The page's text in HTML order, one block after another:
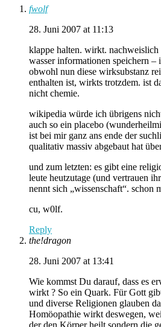
fwolf
28. Juni 2007 at 11:13
klappe halten. wirkt.
wasser informationen speichern
obwohl nun diese wirksubstanz
enthalten ist, wirkts trotzdem. ist
nicht chemie.
wikipedia würde ich übrigens
auch so ein placebo
ist bei mir ganz ans ende der
qualitativ massiv abgebaut hat
und zum letzten: es gibt eine
leute heutzutage (und vertrauen
nennt sich „wissenschaft“. schon
cu, w0lf.
Reply
the!dragon
28. Juni 2007 at 13:41
Wie kommst Du darauf, dass es
wirkt ? So ein Quark. Für Gott
und diverse Religionen glauben
Homöopathie wirkt deswegen,